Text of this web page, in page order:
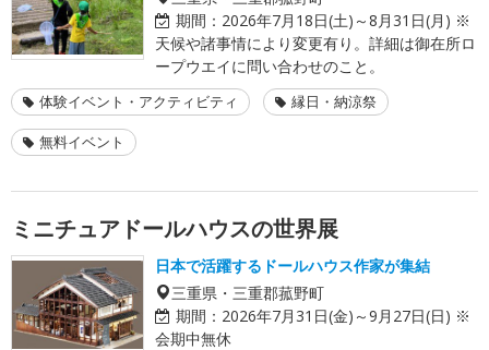
期間： 2026年7月18日(土)～8月31日(月) ※
天候や諸事情により変更有り。詳細は御在所ロ
ープウエイに問い合わせのこと。
体験イベント・アクティビティ 縁日・納涼祭
無料イベント
ミニチュアドールハウスの世界展
日本で活躍するドールハウス作家が集結
三重県・三重郡菰野町
期間： 2026年7月31日(金)～9月27日(日) ※
会期中無休